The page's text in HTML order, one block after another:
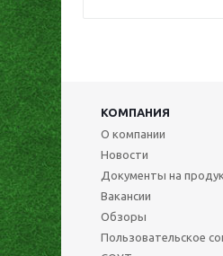
КОМПАНИЯ
О компании
Новости
Документы на
Вакансии
Обзоры
Пользовательское